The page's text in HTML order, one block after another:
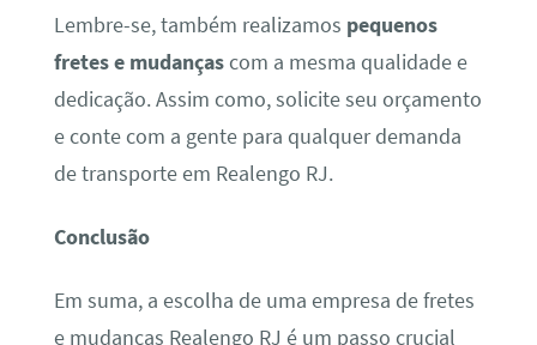
Lembre-se, também realizamos pequenos
fretes e mudançascom a mesma qualidade e
dedicação. Assim como, solicite seu orçamento
e conte com a gente para qualquer demanda
de transporte em Realengo RJ.
Conclusão
Em suma, a escolha de uma empresa de fretes
e mudanças Realengo RJ é um passo crucial